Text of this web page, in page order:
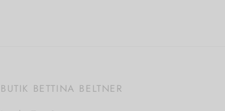
BUTIK BETTINA BELTNER